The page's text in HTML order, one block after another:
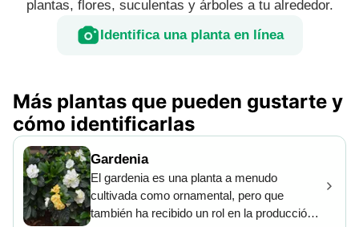
plantas, flores, suculentas y árboles a tu alrededor.
Identifica una planta en línea
Más plantas que pueden gustarte y
cómo identificarlas
Gardenia
El gardenia es una planta a menudo
cultivada como ornamental, pero que
también ha recibido un rol en la producción